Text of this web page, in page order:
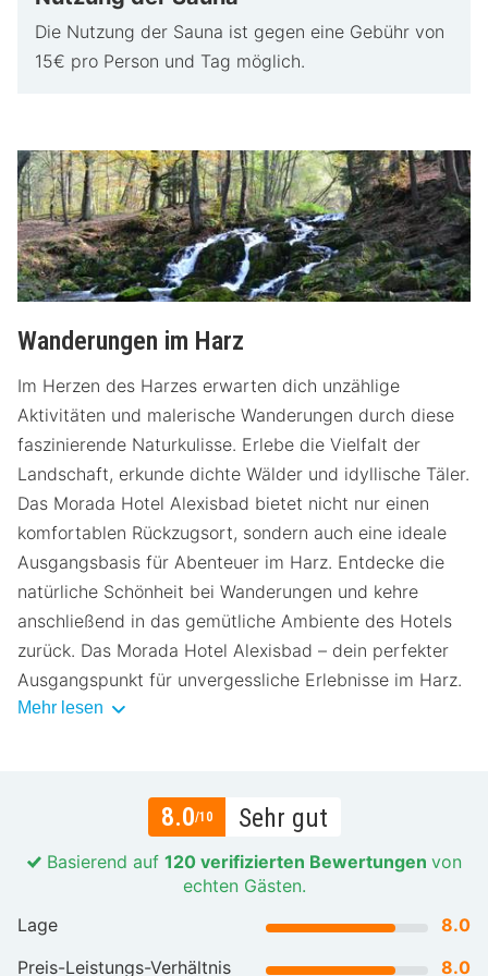
Die Nutzung der Sauna ist gegen eine Gebühr von
15€ pro Person und Tag möglich.
Wanderungen im Harz
Im Herzen des Harzes erwarten dich unzählige
Aktivitäten und malerische Wanderungen durch diese
faszinierende Naturkulisse. Erlebe die Vielfalt der
Landschaft, erkunde dichte Wälder und idyllische Täler.
Das Morada Hotel Alexisbad bietet nicht nur einen
komfortablen Rückzugsort, sondern auch eine ideale
Ausgangsbasis für Abenteuer im Harz. Entdecke die
natürliche Schönheit bei Wanderungen und kehre
anschließend in das gemütliche Ambiente des Hotels
zurück. Das Morada Hotel Alexisbad – dein perfekter
Ausgangspunkt für unvergessliche Erlebnisse im Harz.
Mehr lesen
8.0/10 Sehr gut
Basierend auf 120 verifizierten Bewertungen von
echten Gästen.
Lage
8.0
Preis-Leistungs-Verhältnis
8.0